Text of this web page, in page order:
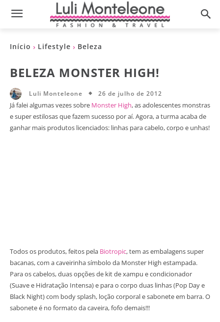
Início Lifestyle Beleza
BELEZA MONSTER HIGH!
Luli Monteleone 26 de julho de 2012
Já falei algumas vezes sobre Monster High, as adolescentes monstras
e super estilosas que fazem sucesso por aí. Agora, a turma acaba de
ganhar mais produtos licenciados: linhas para cabelo, corpo e unhas!
Todos os produtos, feitos pela Biotropic, tem as embalagens super
bacanas, com a caveirinha símbolo da Monster High estampada.
Para os cabelos, duas opções de kit de xampu e condicionador
(Suave e Hidratação Intensa) e para o corpo duas linhas (Pop Day e
Black Night) com body splash, loção corporal e sabonete em barra. O
sabonete é no formato da caveira, fofo demais!!!